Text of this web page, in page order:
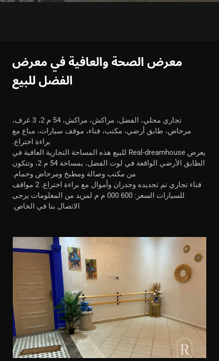
معرض الصحة والعافية في معرض
الفضل للبيع
تجاري محلي، الفضل، مراكش، مراكش، 54 م 2، 3 غرف،
مرحاض، طابق أرضي، مكتب، فناء، موقف سيارات، مباع مع
براءة اختراع.
يعرض Real-dreamhouse للبيع هذه المساحة التجارية العافية في
الطابق الأرضي الواقعة في لوت الفضل، بمساحة 54 م 2، وتتكون
من مكتب وصالة ومطبخ ومرحاض وحمام.
فناء تجاري تم تجديده وجدران وأموال مع براءة اختراع. 2 مواقف
للسيارات السعر: 600 000 م م لمزيد من المعلومات يرجى
الاتصال بنا في الخاص.